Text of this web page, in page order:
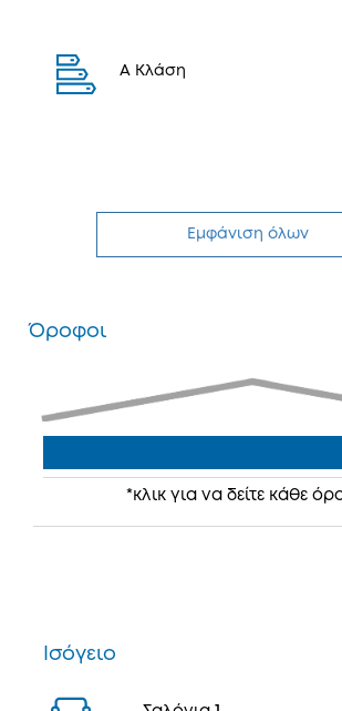
Α Κλάση
Εμφάνιση όλων
Όροφοι
*κλικ για να δείτε κάθε
Ισόγειο